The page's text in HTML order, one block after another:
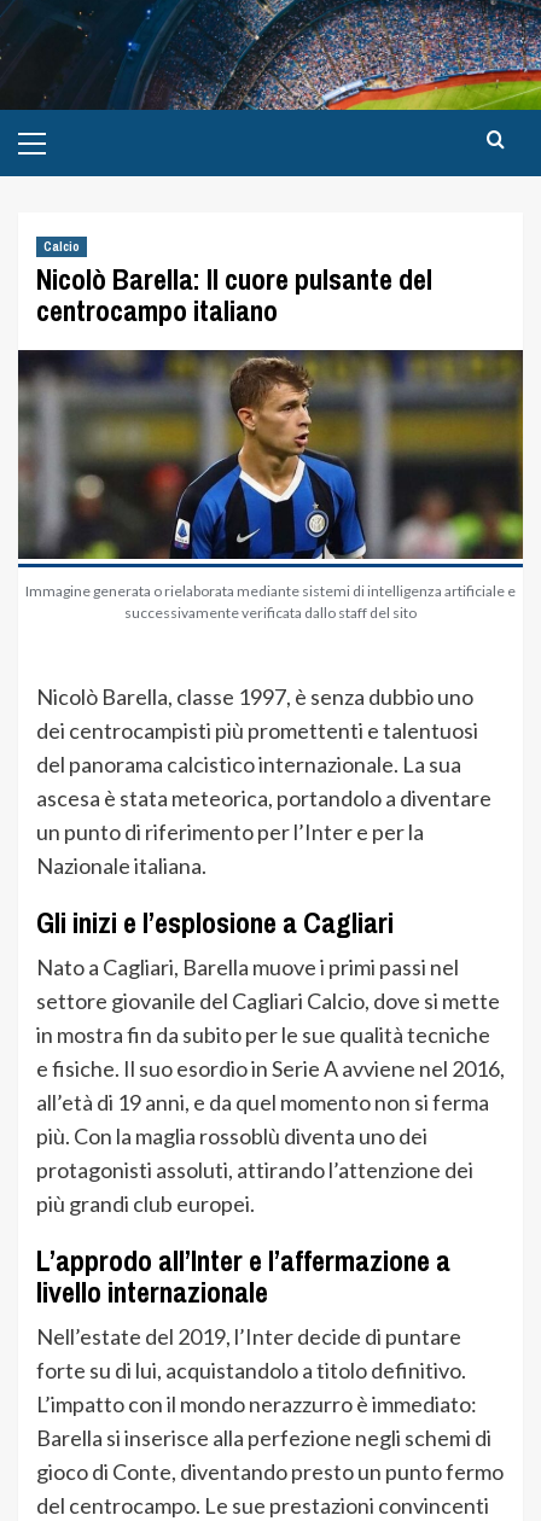
Calcio
Nicolò Barella: Il cuore pulsante del
centrocampo italiano
Immagine generata o rielaborata mediante sistemi di intelligenza artificiale e
successivamente verificata dallo staff del sito
Nicolò Barella, classe 1997, è senza dubbio uno
dei centrocampisti più promettenti e talentuosi
del panorama calcistico internazionale. La sua
ascesa è stata meteorica, portandolo a diventare
un punto di riferimento per l’Inter e per la
Nazionale italiana.
Gli inizi e l’esplosione a Cagliari
Nato a Cagliari, Barella muove i primi passi nel
settore giovanile del Cagliari Calcio, dove si mette
in mostra fin da subito per le sue qualità tecniche
e fisiche. Il suo esordio in Serie A avviene nel 2016,
all’età di 19 anni, e da quel momento non si ferma
più. Con la maglia rossoblù diventa uno dei
protagonisti assoluti, attirando l’attenzione dei
più grandi club europei.
L’approdo all’Inter e l’affermazione a
livello internazionale
Nell’estate del 2019, l’Inter decide di puntare
forte su di lui, acquistandolo a titolo definitivo.
L’impatto con il mondo nerazzurro è immediato:
Barella si inserisce alla perfezione negli schemi di
gioco di Conte, diventando presto un punto fermo
del centrocampo. Le sue prestazioni convincenti